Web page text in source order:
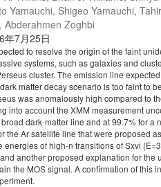
Yamauchi, Shigeo Yamauchi,
Abderahmen Zoghbi
7月25日
to resolve the origin of the faint
systems, such as galaxies and
cluster. The emission line
matter decay scenario is too faint to
was anomalously high compared to
into account the XMM measurement
dark-matter line and at 99.7% for a
Ar satellite line that were proposed
of high-n transitions of Sxvi
another proposed explanation for the
the MOS signal. A confirmation of this